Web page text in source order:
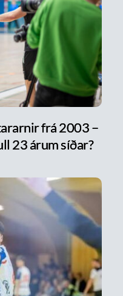
frá 2003 –
23 árum síðar?